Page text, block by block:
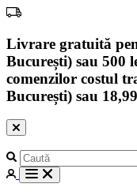
Livrare gratuită
București) sau 500
comenzilor costul
București) sau